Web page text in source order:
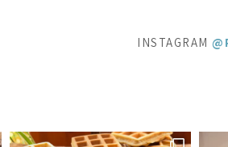
ק
מילה מיותרת . סיר דגים עשיר בעשבי תיבו